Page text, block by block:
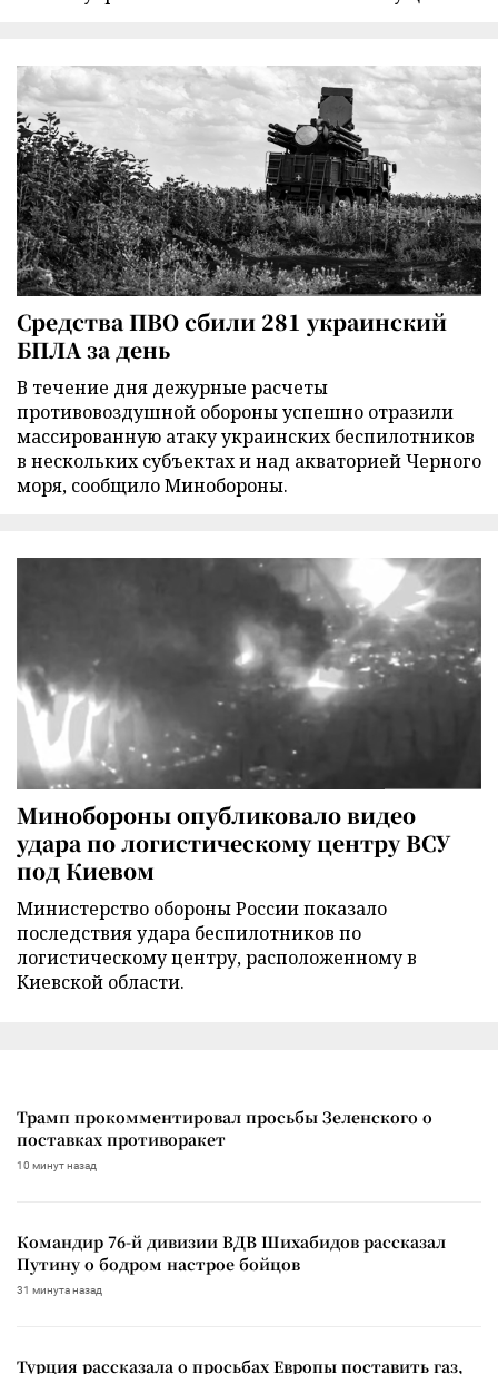
Средства ПВО сбили 281 украинский
БПЛА за день
В течение дня дежурные расчеты
противовоздушной обороны успешно отразили
массированную атаку украинских беспилотников
в нескольких субъектах и над акваторией Черного
моря, сообщило Минобороны.
Минобороны опубликовало видео
удара по логистическому центру ВСУ
под Киевом
Министерство обороны России показало
последствия удара беспилотников по
логистическому центру, расположенному в
Киевской области.
Трамп прокомментировал просьбы Зеленского о
поставках противоракет
10 минут назад
Командир 76-й дивизии ВДВ Шихабидов рассказал
Путину о бодром настрое бойцов
31 минута назад
Турция рассказала о просьбах Европы поставить газ,